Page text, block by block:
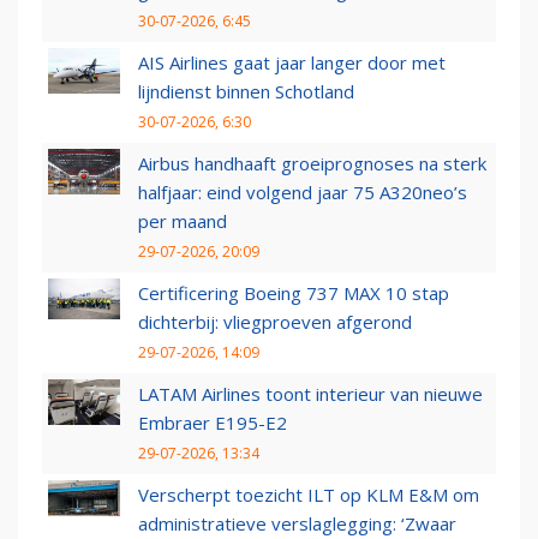
30-07-2026, 6:45
AIS Airlines gaat jaar langer door met
lijndienst binnen Schotland
30-07-2026, 6:30
Airbus handhaaft groeiprognoses na sterk
halfjaar: eind volgend jaar 75 A320neo’s
per maand
29-07-2026, 20:09
Certificering Boeing 737 MAX 10 stap
dichterbij: vliegproeven afgerond
29-07-2026, 14:09
LATAM Airlines toont interieur van nieuwe
Embraer E195-E2
29-07-2026, 13:34
Verscherpt toezicht ILT op KLM E&M om
administratieve verslaglegging: ‘Zwaar